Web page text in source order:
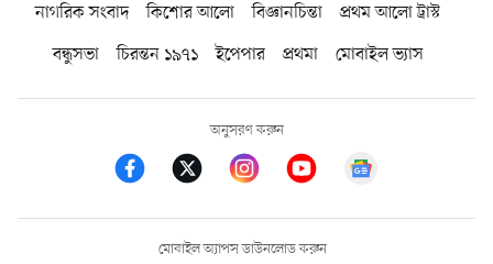
নাগরিক সংবাদ কিশোর আলো বিজ্ঞানচিন্তা
প্রথম আলো ট্রাস্ট
বন্ধুসভা
চিরন্তন ১৯৭১ ইপেপার প্রথমা মোবাইল ভ্যাস
অনুসরণ করুন
মোবাইল অ্যাপস ডাউনলোড করুন